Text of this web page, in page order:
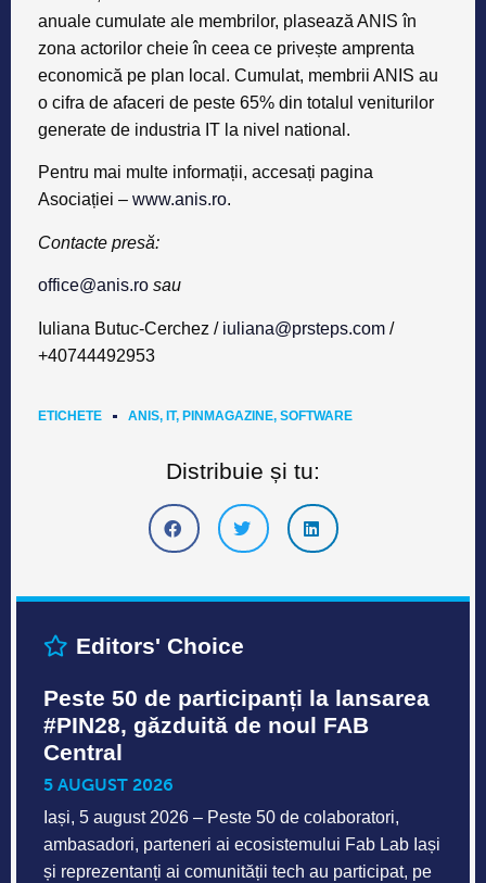
anuale cumulate ale membrilor, plasează ANIS în
zona actorilor cheie în ceea ce privește amprenta
economică pe plan local. Cumulat, membrii ANIS au
o cifra de afaceri de peste 65% din totalul veniturilor
generate de industria IT la nivel national.
Pentru mai multe informații, accesați pagina
Asociației – www.anis.ro.
Contacte presă:
office@anis.ro sau
Iuliana Butuc-Cerchez / iuliana@prsteps.com /
+40744492953
ETICHETE ANIS, IT, PINMAGAZINE, SOFTWARE
Distribuie și tu:
Editors' Choice
Peste 50 de participanți la lansarea
#PIN28, găzduită de noul FAB
Central
5 AUGUST 2026
Iași, 5 august 2026 – Peste 50 de colaboratori,
ambasadori, parteneri ai ecosistemului Fab Lab Iași
și reprezentanți ai comunității tech au participat, pe